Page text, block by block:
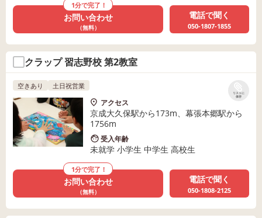
1分で完了！
お問い合わせ
（無料）
電話で聞く
050-1807-1855
クラップ 習志野校 第2教室
リストに
保存
空きあり 土日祝営業
アクセス
京成大久保駅から173m、幕張本郷駅から
1756m
受入年齢
未就学 小学生 中学生 高校生
1分で完了！
お問い合わせ
（無料）
電話で聞く
050-1808-2125